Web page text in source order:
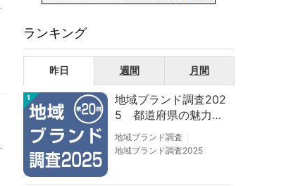
ランキング
昨日 週間 月間
1
地域ブランド調査202
5 都道府県の魅力度
等調査結果
地域ブランド調査
地域ブランド調査2025